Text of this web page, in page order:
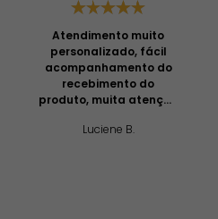
Atendimento muito
personalizado, fácil
acompanhamento do
recebimento do
produto, muita atenção
Luciene B.